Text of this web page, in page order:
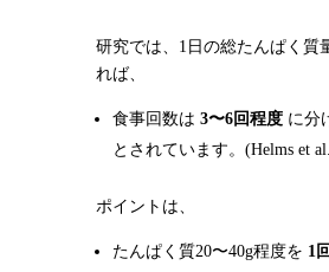
研究では、1日の総たんぱく質
れば、
食事回数は 3〜6回程度に分
とされています。(Helms et
ポイントは、
たんぱく質20〜40g程度を 1